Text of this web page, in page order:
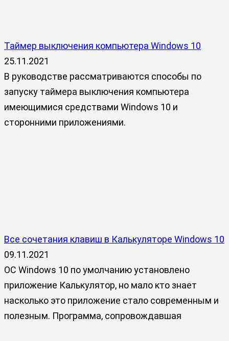
Таймер выключения компьютера Windows 10
25.11.2021
В руководстве рассматриваются способы по
запуску таймера выключения компьютера
имеющимися средствами Windows 10 и
сторонними приложениями.
Все сочетания клавиш в Калькуляторе Windows 10
09.11.2021
ОС Windows 10 по умолчанию установлено
приложение Калькулятор, но мало кто знает
насколько это приложение стало современным и
полезным. Программа, сопровождавшая